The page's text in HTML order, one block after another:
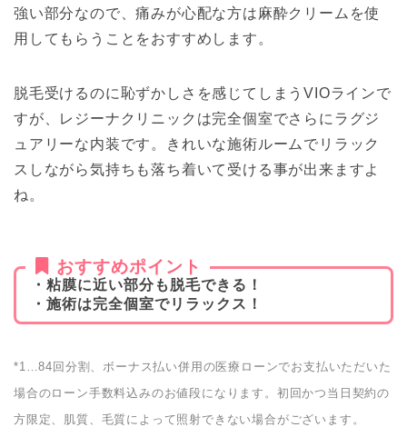
強い部分なので、痛みが心配な方は麻酔クリームを使
用してもらうことをおすすめします。
脱毛受けるのに恥ずかしさを感じてしまうVIOラインで
すが、レジーナクリニックは完全個室でさらにラグジ
ュアリーな内装です。きれいな施術ルームでリラック
スしながら気持ちも落ち着いて受ける事が出来ますよ
ね。
おすすめポイント
・粘膜に近い部分も脱毛できる！
・施術は完全個室でリラックス！
*1…84回分割、ボーナス払い併用の医療ローンでお支払いただいた
場合のローン手数料込みのお値段になります。初回かつ当日契約の
方限定、肌質、毛質によって照射できない場合がございます。